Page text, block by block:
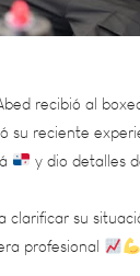
recibió al
reciente
y dio detalles
su
profesional